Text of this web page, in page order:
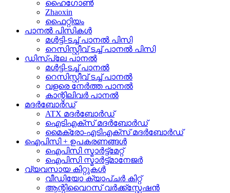
ഹൈഗോൺ
Zhaoxin
ഫൈറ്റിയം
പാനൽ പിസികൾ
മൾട്ടി-ടച്ച് പാനൽ പിസി
റെസിസ്റ്റീവ് ടച്ച് പാനൽ പിസി
ഡിസ്പ്ലേ പാനൽ
മൾട്ടി-ടച്ച് പാനൽ
റെസിസ്റ്റീവ് ടച്ച് പാനൽ
വളരെ നേർത്ത പാനൽ
കാന്റിലിവർ പാനൽ
മദർബോർഡ്
ATX മദർബോർഡ്
ഐടിഎക്സ് മദർബോർഡ്
മൈക്രോ-എടിഎക്സ് മദർബോർഡ്
ഐപിസി + ഉപകരണങ്ങൾ
ഐപിസി സ്മാർട്ട്മേറ്റ്
ഐപിസി സ്മാർട്ട്മാനേജർ
വ്യവസായ കിറ്റുകൾ
വീഡിയോ ക്യാപ്ചർ കിറ്റ്
ആന്റിവൈറസ് വർക്ക്സ്റ്റേഷൻ